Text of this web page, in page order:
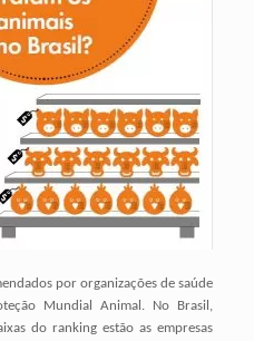
por organizações de saúde
Mundial Animal. No Brasil,
do ranking estão as empresas